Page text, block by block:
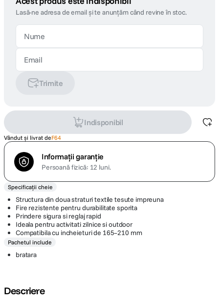
Lasă-ne adresa de email și te anunțăm când revine în stoc.
Trimite
Indisponibil
Vândut și livrat deF64
Informații garanție
Persoană fizică: 12 luni.
Specificații cheie
Structura din doua straturi textile tesute impreuna
Fire rezistente pentru durabilitate sporita
Prindere sigura si reglaj rapid
Ideala pentru activitati zilnice si outdoor
Compatibila cu incheieturi de 165–210 mm
Pachetul include
bratara
Descriere